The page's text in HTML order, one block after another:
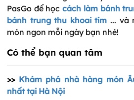
PasGo để họccách làm bánh
bánh trung thu khoai tím ... và
món ngon mỗi ngày bạn nhé!
Có thể bạn quan tâm
>> Khám phá nhà hàng món
nhất tại Hà Nội